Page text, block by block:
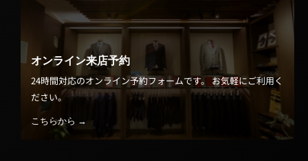
オンライン来店予約
24時間対応のオンライン予約フォームです。 お気軽にご利用く
ださい。
こちらから →